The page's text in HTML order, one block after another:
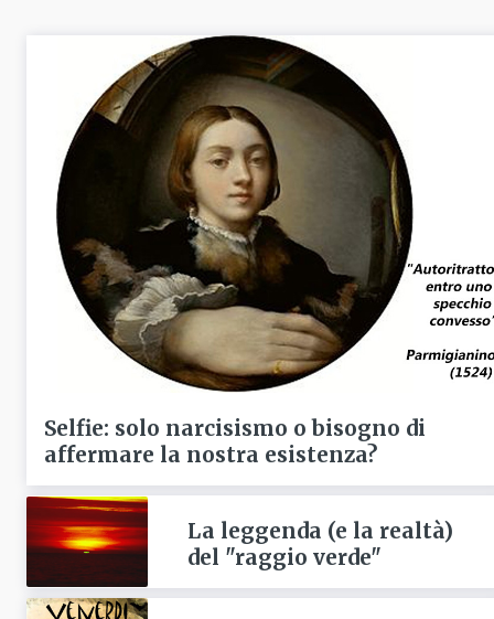
Selfie: solo narcisismo o bisogno di
affermare la nostra esistenza?
La leggenda (e la realtà)
del "raggio verde"